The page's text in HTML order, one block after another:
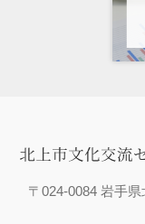
〒024-0084 岩手